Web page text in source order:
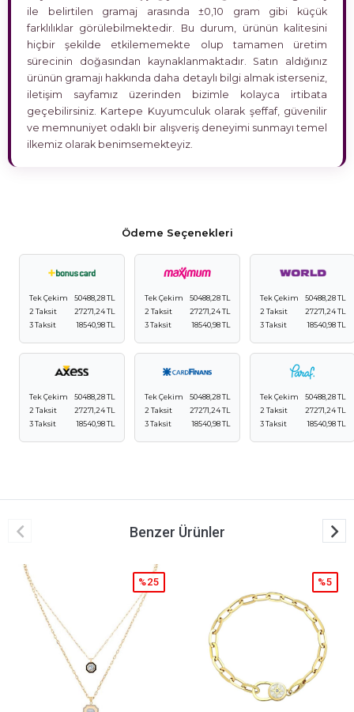
ile belirtilen gramaj arasında ±0,10 gram gibi küçük
farklılıklar görülebilmektedir. Bu durum, ürünün kalitesini
hiçbir şekilde etkilememekte olup tamamen üretim
sürecinin doğasından kaynaklanmaktadır. Satın aldığınız
ürünün gramajı hakkında daha detaylı bilgi almak isterseniz,
iletişim sayfamız üzerinden bizimle kolayca irtibata
geçebilirsiniz. Kartepe Kuyumculuk olarak şeffaf, güvenilir
ve memnuniyet odaklı bir alışveriş deneyimi sunmayı temel
ilkemiz olarak benimsemekteyiz.
Ödeme Seçenekleri
Tek Çekim
50488,28 TL
2 Taksit
27271,24 TL
3 Taksit
18540,98 TL
Tek Çekim
50488,28 TL
2 Taksit
27271,24 TL
3 Taksit
18540,98 TL
Tek Çekim
50488,28 TL
2 Taksit
27271,24 TL
3 Taksit
18540,98 TL
Tek Çekim
50488,28 TL
2 Taksit
27271,24 TL
3 Taksit
18540,98 TL
Tek Çekim
50488,28 TL
2 Taksit
27271,24 TL
3 Taksit
18540,98 TL
Tek Çekim
50488,28 TL
2 Taksit
27271,24 TL
3 Taksit
18540,98 TL
Benzer Ürünler
%25 %5